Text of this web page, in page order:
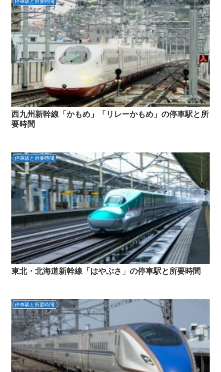
西九州新幹線「かもめ」「リレーかもめ」の停車駅と所
要時間
停車駅と所要時間
東北・北海道新幹線「はやぶさ」の停車駅と所要時間
停車駅と所要時間